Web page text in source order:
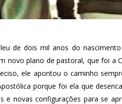
de dois mil anos do
novo plano de pastoral, que foi a
ele apontou o caminho
porque foi ela que
e novas configurações para se